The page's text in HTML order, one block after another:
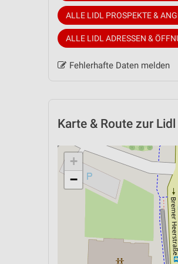
ALLE LIDL PROSPEKTE &
ALLE LIDL ADRESSEN &
Fehlerhafte Daten melden
Karte & Route zur
+
−